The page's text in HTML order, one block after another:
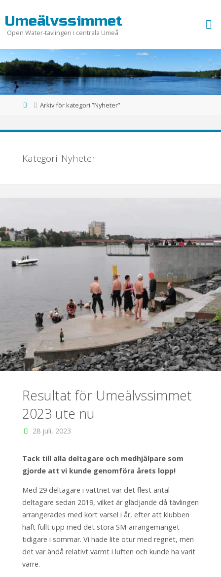
till
innehåll
Umeälvssimmet
Open Water-tävlingen i centrala Umeå
HemArkiv för kategori ”Nyheter”
Kategori: Nyheter
Resultat för Umeälvssimmet
2023 ute nu
28 juli, 2023
Tack till alla deltagare och medhjälpare som
gjorde att vi kunde genomföra årets lopp!
Med 29 deltagare i vattnet var det flest antal
deltagare sedan 2019, vilket är glädjande då tävlingen
arrangerades med kort varsel i år, efter att klubben
haft fullt upp med det stora SM-arrangemanget
tidigare i sommar. Vi hade lite otur med regnet, men
det var ändå relativt varmt i luften och kunde ha varit
värre.